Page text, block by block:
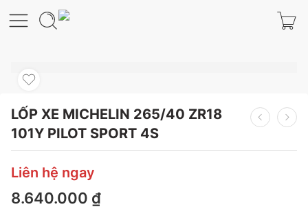
LỐP XE MICHELIN 265/40 ZR18
101Y PILOT SPORT 4S
Liên hệ ngay
8.640.000 ₫